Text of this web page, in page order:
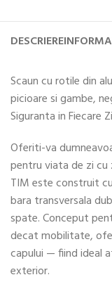
DESCRIERE
Scaun cu rotile din
picioare si gambe,
Siguranta in Fiecare Zi
Oferiti-va
pentru viata de zi cu
TIM este construit
bara transversala
spate. Conceput
decat mobilitate,
capului — fiind ideal
exterior.